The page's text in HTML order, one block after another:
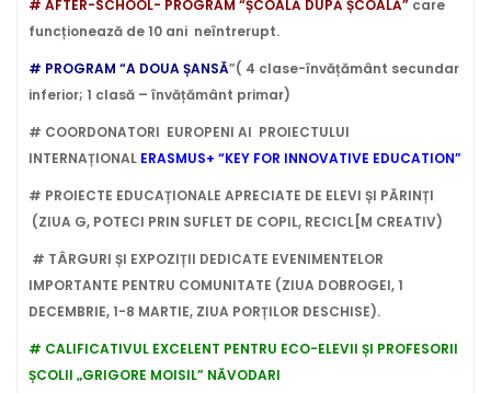
# AFTER-SCHOOL- PROGRAM “ȘCOALĂ DUPĂ ȘCOALĂ” care
funcționează de 10 ani neîntrerupt.
# PROGRAM “A DOUAȘANSĂ”( 4 clase-învățământ secundar
inferior; 1 clasă – învățământ primar)
# COORDONATORI EUROPENI AI PROIECTULUI
INTERNAȚIONAL ERASMUS+ “KEY FOR INNOVATIVE EDUCATION”
# PROIECTE EDUCAȚIONALE APRECIATE DE ELEVI ȘI PĂRINȚI
(ZIUA G, POTECI PRIN SUFLET DE COPIL, RECICL[M CREATIV)
# TÂRGURI ȘI EXPOZIȚII DEDICATE EVENIMENTELOR
IMPORTANTE PENTRU COMUNITATE (ZIUA DOBROGEI, 1
DECEMBRIE, 1-8 MARTIE, ZIUA PORȚILOR DESCHISE).
# CALIFICATIVUL EXCELENT PENTRU ECO-ELEVII ȘI PROFESORII
ȘCOLII „GRIGORE MOISIL” NĂVODARI